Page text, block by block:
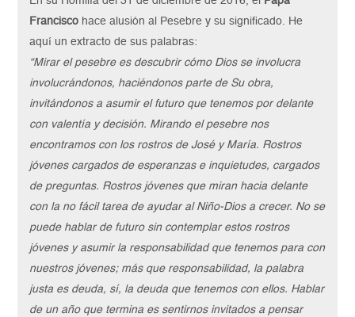
Francisco hace alusión al Pesebre y su significado. He
aquí un extracto de sus palabras:
“Mirar el pesebre es descubrir cómo Dios se involucra
involucrándonos, haciéndonos parte de Su obra,
invitándonos a asumir el futuro que tenemos por delante
con valentía y decisión. Mirando el pesebre nos
encontramos con los rostros de José y María. Rostros
jóvenes cargados de esperanzas e inquietudes, cargados
de preguntas. Rostros jóvenes que miran hacia delante
con la no fácil tarea de ayudar al Niño-Dios a crecer. No se
puede hablar de futuro sin contemplar estos rostros
jóvenes y asumir la responsabilidad que tenemos para con
nuestros jóvenes; más que responsabilidad, la palabra
justa es deuda, sí, la deuda que tenemos con ellos. Hablar
de un año que termina es sentirnos invitados a pensar